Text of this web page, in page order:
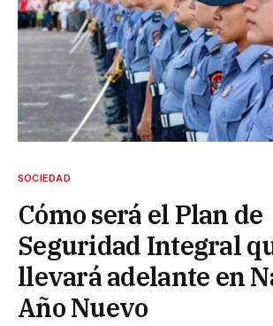
SOCIEDAD
Cómo será el Plan de
Seguridad Integral
llevará adelante en
Año Nuevo